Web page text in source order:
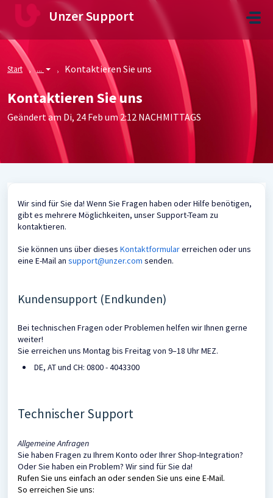
Zum hauptsächlichen Inhalt gehen
Unzer Support
Start ... Kontaktieren Sie uns
Kontaktieren Sie uns
Geändert am Di, 24 Feb um 2:12 NACHMITTAGS
Wir sind für Sie da! Wenn Sie Fragen haben oder Hilfe benötigen,
gibt es mehrere Möglichkeiten, unser Support-Team zu
kontaktieren.
Sie können uns über dieses Kontaktformularerreichen oder uns
eine E-Mail an support@unzer.com senden.
Kundensupport (Endkunden)
Bei technischen Fragen oder Problemen helfen wir Ihnen gerne
weiter!
Sie erreichen uns Montag bis Freitag von 9–18 Uhr MEZ.
DE, AT und CH: 0800 - 4043300
Technischer Support
Allgemeine Anfragen
Sie haben Fragen zu Ihrem Konto oder Ihrer Shop-Integration?
Oder Sie haben ein Problem? Wir sind für Sie da!
Rufen Sie uns einfach an oder senden Sie uns eine E-Mail.
So erreichen Sie uns: